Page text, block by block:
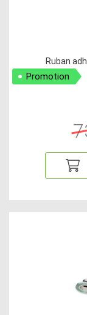
Ruban
Promotion